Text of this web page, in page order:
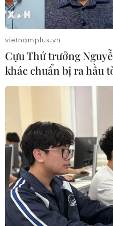
06/08/2026 12:24
ánh của TTXVN
06/08/2026 09:42
Đồng Nai yêu cầu đẩy
vietnamplus.vn
Cựu Thứ trưởng
khác chuẩn bị ra hầu